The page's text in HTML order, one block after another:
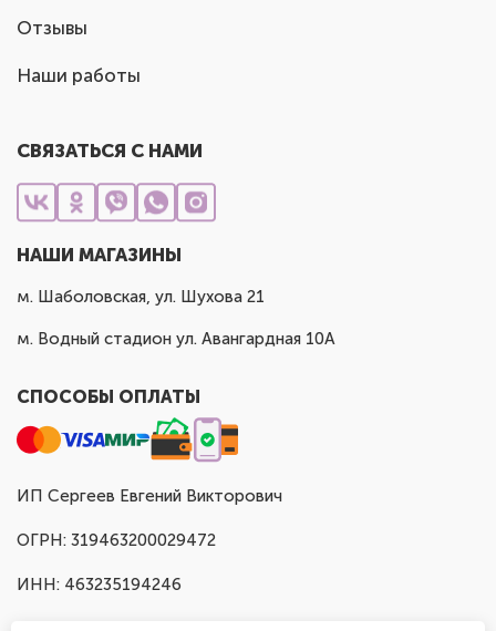
Отзывы
Наши работы
СВЯЗАТЬСЯ С НАМИ
НАШИ МАГАЗИНЫ
м. Шаболовская, ул. Шухова 21
м. Водный стадион ул. Авангардная 10А
СПОСОБЫ ОПЛАТЫ
ИП Сергеев Евгений Викторович
ОГРН: 319463200029472
ИНН: 463235194246